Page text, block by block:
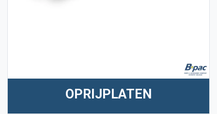
OPRIJPLATEN